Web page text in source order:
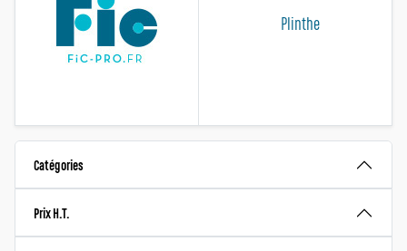
Plinthe
Catégories
Prix H.T.